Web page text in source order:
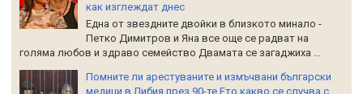
как изглеждат днес
Една от звездните двойки в близкото минало -
Петко Димитров и Яна все още се радват на
голяма любов и здраво семейство Двамата се загаджиха ...
Помните ли арестуваните и измъчвани български
медици в Либия през 90-те.Ето какво се случва с